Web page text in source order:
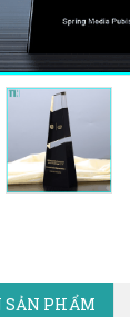
SẢN PHẨM